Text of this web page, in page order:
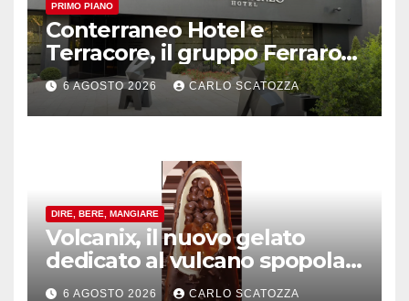
PRIMO PIANO
Conterraneo Hotel e
Terracore, il gruppo Ferraro
amplia l’ ospitalità e il gusto
alle porte di Caserta
6 AGOSTO 2026 CARLO SCATOZZA
DIRE, BERE, MANGIARE
Volcanix, il nuovo gelato
dedicato al vulcano spopola,
è nato a Caivano
6 AGOSTO 2026 CARLO SCATOZZA